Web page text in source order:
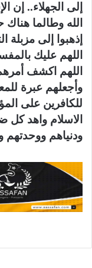
إلى الجهلاء..
الله وطالما
إذهبوا إلى مزبلة
اللهم عليك
اللهم اكشف
وأجعلهم عبرة
للكافرين على
الاسلام واهد كل
ودنياهم ووحدتهم